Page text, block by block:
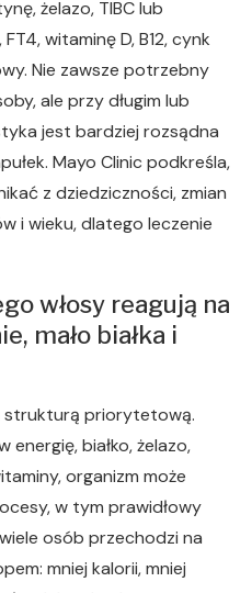
żelazo, TIBC lub
witaminę D, B12, cynk
Nie zawsze potrzebny
ale przy długim lub
jest bardziej rozsądna
Mayo Clinic podkreśla,
z dziedziczności, zmian
i wieku, dlatego leczenie
włosy reagują na
mało białka i
strukturą priorytetową.
białko, żelazo,
organizm może
w tym prawidłowy
osób przechodzi na
mniej kalorii, mniej